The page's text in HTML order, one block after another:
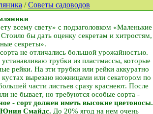
/Советы садоводов
всему свету» с подзаголовком «Маленькие
бы дать оценку секретам и хитростям,
секреты».
не отличались большой урожайностью.
трубки из пластмассы, которые
рейки. На эти трубки или рейки аккуратно
вырезаю ножницами или секатором по
части листьев сразу краснеют. После
не бывает, но требуются особые сорта -
- сорт должен иметь высокие цветоносы.
Юния Смайдс. До 20% ягод на нем очень